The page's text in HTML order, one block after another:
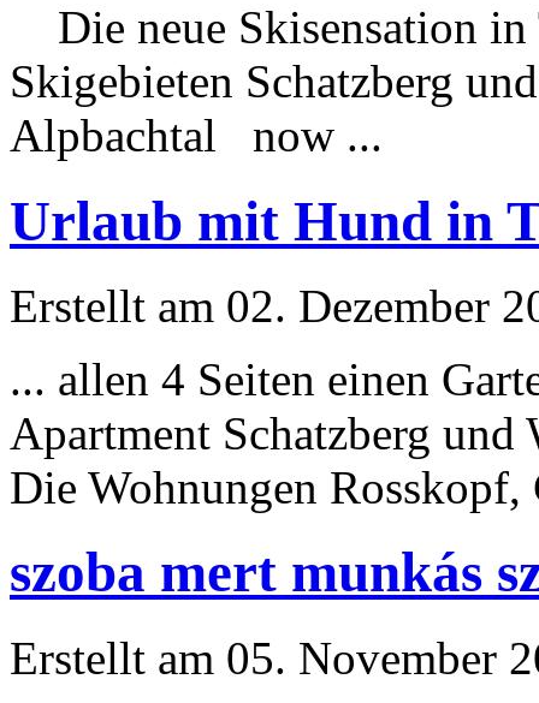
Die neue Skisensation
Skigebieten Schatzberg
Alpbachtal now ...
Urlaub mit Hund in
Erstellt am 02. Dezember
... allen 4 Seiten einen
Apartment Schatzberg und
Die Wohnungen
szoba mert munkás
Erstellt am 05. November